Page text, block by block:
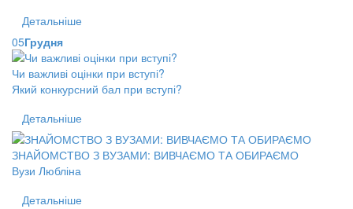
Детальніше
05Грудня
Чи важливі оцінки при вступі?
Який конкурсний бал при вступі?
Детальніше
ЗНАЙОМСТВО З ВУЗАМИ: ВИВЧАЄМО ТА ОБИРАЄМО
Вузи Любліна
Детальніше